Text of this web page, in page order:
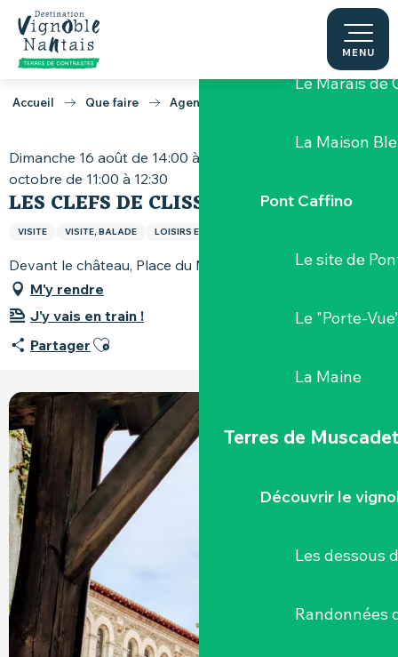
Aller
contenu
principal
MENU
Château de
Le Marais de
La Maison
Pont Caffino
Le site de
Le "Porte-
La Maine
Terres de Muscadet
Découvrir le
Les dessous
Randonnées
Accueil Que faire Agenda
Dimanche 16 août de 14:00 à 15:00 / Dimanche 11
octobre de 11:00 à 12:30
LES CLEFS DE CLISSON
VISITE VISITE, BALADE LOISIRS ET SPORTS
Devant le château, Place du Minage, 44190 Clisson
M'y rendre
J'y vais en train !
Partager Ajouter aux favoris